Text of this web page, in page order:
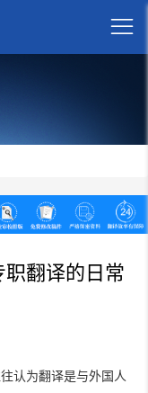

翻译的日常
认为翻译是与外国人